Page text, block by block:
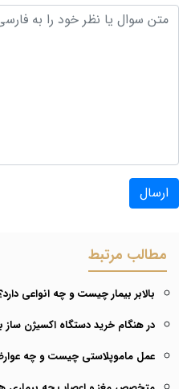
ارسال
مطالب مرتبط
بالابر بیمار چیست و چه انواعی
در هنگام خرید دستگاه اکسیژن
عمل ماموپلاستی چیست و چه